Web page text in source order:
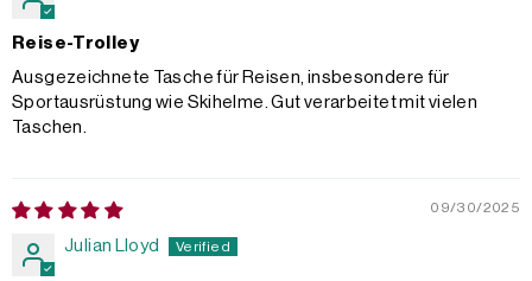
Reise-Trolley
Ausgezeichnete Tasche für Reisen, insbesondere für
Sportausrüstung wie Skihelme. Gut verarbeitet mit vielen
Taschen.
09/30/2025
Julian Lloyd